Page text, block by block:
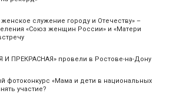
служение городу и Отечеству» –
«Союз женщин России» и «Матери
ПРЕКРАСНАЯ» провели в Ростове-на-Дону
фотоконкурс «Мама и дети в национальных
участие?